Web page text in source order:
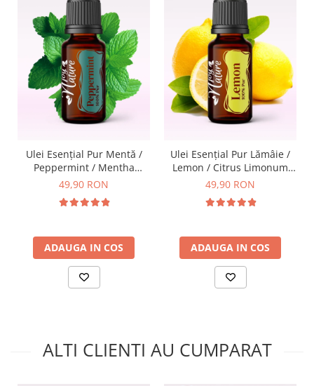
Ulei Esenţial Pur Mentă /
Peppermint / Mentha
Piperita 15ml -
Nature
49,90 RON
ADAUGA IN COS
Ulei Esenţial Pur Lămâie /
Lemon / Citrus Limonum
15ml - Aromaterapie Sigura
49,90 RON
ADAUGA IN COS
ALTI CLIENTI AU CUMPARAT